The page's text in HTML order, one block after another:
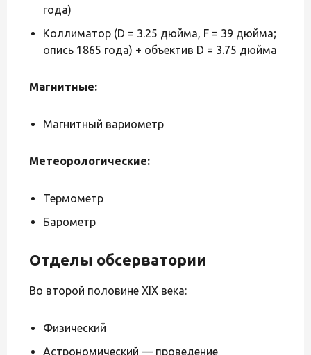
года)
Коллиматор (D = 3.25 дюйма, F = 39 дюйма;
опись 1865 года) + объектив D = 3.75 дюйма
Магнитные:
Магнитный вариометр
Метеорологические:
Термометр
Барометр
Отделы обсерватории
Во второй половине XIX века:
Физический
Астрономический — проведение